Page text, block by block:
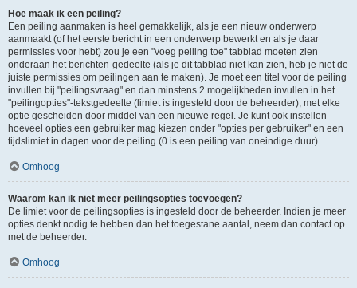
Hoe maak ik een peiling?
Een peiling aanmaken is heel gemakkelijk, als je een nieuw onderwerp
aanmaakt (of het eerste bericht in een onderwerp bewerkt en als je daar
permissies voor hebt) zou je een "voeg peiling toe" tabblad moeten zien
onderaan het berichten-gedeelte (als je dit tabblad niet kan zien, heb je niet de
juiste permissies om peilingen aan te maken). Je moet een titel voor de peiling
invullen bij "peilingsvraag" en dan minstens 2 mogelijkheden invullen in het
"peilingopties"-tekstgedeelte (limiet is ingesteld door de beheerder), met elke
optie gescheiden door middel van een nieuwe regel. Je kunt ook instellen
hoeveel opties een gebruiker mag kiezen onder "opties per gebruiker" en een
tijdslimiet in dagen voor de peiling (0 is een peiling van oneindige duur).
Omhoog
Waarom kan ik niet meer peilingsopties toevoegen?
De limiet voor de peilingsopties is ingesteld door de beheerder. Indien je meer
opties denkt nodig te hebben dan het toegestane aantal, neem dan contact op
met de beheerder.
Omhoog